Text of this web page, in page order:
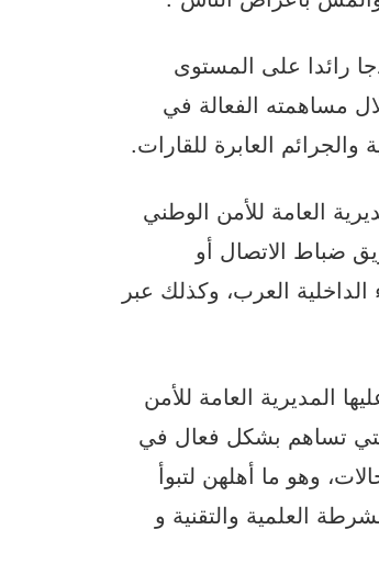
رائدا على المستوى
مساهمته الفعالة في
العابرة للقارات.
العامة للأمن الوطني
ضباط الاتصال أو
العرب، وكذلك عبر
المديرية العامة للأمن
تساهم بشكل فعال في
وهو ما أهلهن لتبوأ
العلمية والتقنية و